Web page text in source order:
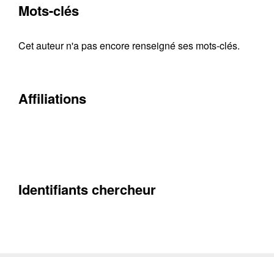
Mots-clés
Cet auteur n'a pas encore renseigné ses mots-clés.
Affiliations
Identifiants chercheur